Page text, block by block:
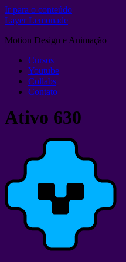
Ir para o conteúdo
Layer Lemonade
Motion Design e Animação
Cursos
Youtube
Collabs
Contato
Ativo 630